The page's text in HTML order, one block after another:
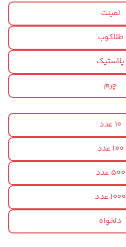
لمینت
طلاکوب
پلاستیک
چرم
10 عدد
100 عدد
500 عدد
1000 عدد
دلخواه